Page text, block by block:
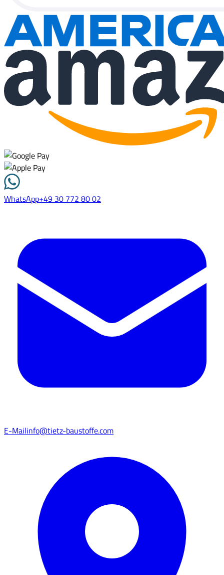
WhatsApp+49 30 772 80 02
E-Mailinfo@tietz-baustoffe.com